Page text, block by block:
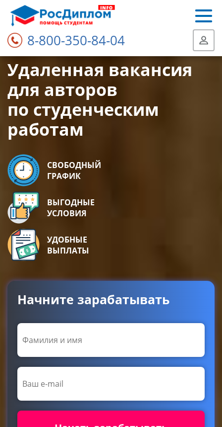
8-800-350-84-04
Удаленная вакансия
для авторов
по студенческим
работам
СВОБОДНЫЙ
ГРАФИК
ВЫГОДНЫЕ
УСЛОВИЯ
УДОБНЫЕ
ВЫПЛАТЫ
Начните зарабатывать